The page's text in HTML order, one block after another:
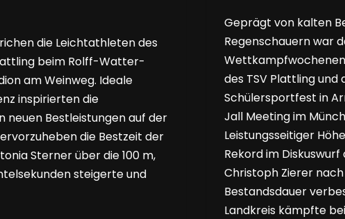
die Leichtathleten des
beim Rolff-Watter-
am Weinweg. Ideale
inspirierten die
neuen Bestleistungen auf der
die Bestzeit der
Sterner über die 100 m,
steigerte und
Geprägt von kalten
Regenschauern war
des TSV Plattling und
Schülersportfest in
Jall Meeting im
Leistungsseitiger
Rekord im
Christoph Zierer
Bestandsdauer
Landkreis kämpfte